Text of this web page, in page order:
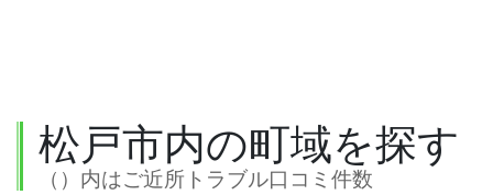
松戸市内の町域を探す
（）内はご近所トラブル口コミ件数